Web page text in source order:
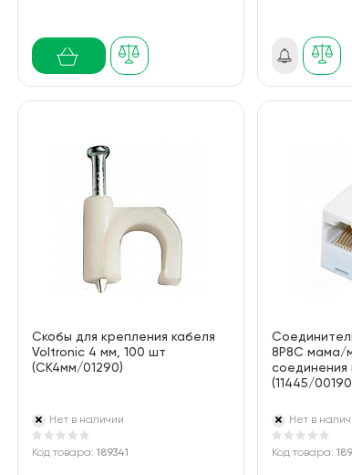
Скобы для крепления кабеля
Voltronic 4 мм, 100 шт
(СК4мм/01290)
Нет в наличии
Код товара: 189341
8P8C мама/
соединения
(11445/
Нет в
Код товара: